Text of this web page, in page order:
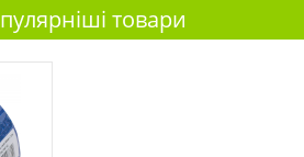
товари